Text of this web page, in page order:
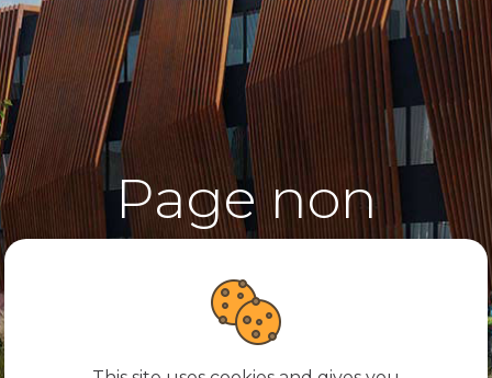
Page non
trouvée
Désolé, la page que vous recherchez